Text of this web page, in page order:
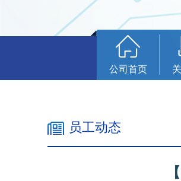
公司首页
员工动态